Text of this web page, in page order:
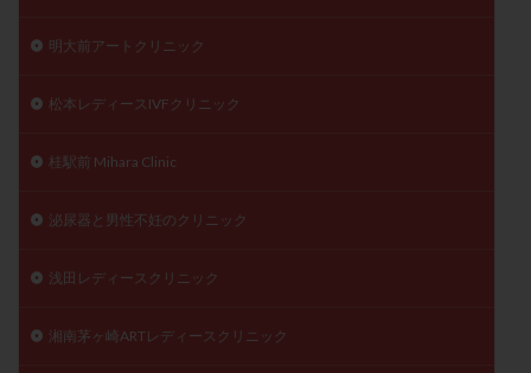
明大前アートクリニック
松本レディースIVFクリニック
桂駅前 Mihara Clinic
泌尿器と男性不妊のクリニック
浅田レディースクリニック
湘南茅ヶ崎ARTレディースクリニック